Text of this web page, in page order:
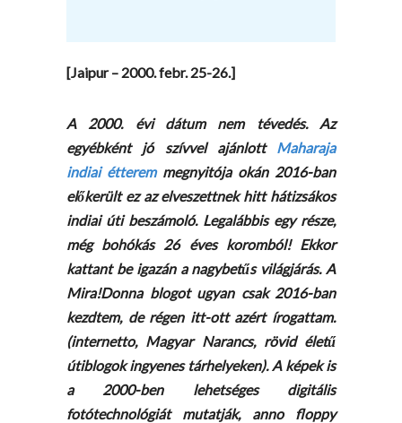
[Jaipur – 2000. febr. 25-26.]
A 2000. évi dátum nem tévedés. Az
egyébként jó szívvel ajánlott Maharaja
indiai étterem megnyitója okán 2016-ban
előkerült ez az elveszettnek hitt hátizsákos
indiai úti beszámoló. Legalábbis egy része,
még bohókás 26 éves koromból! Ekkor
kattant be igazán a nagybetűs világjárás. A
Mira!Donna blogot ugyan csak 2016-ban
kezdtem, de régen itt-ott azért írogattam.
(internetto, Magyar Narancs, rövid életű
útiblogok ingyenes tárhelyeken). A képek is
a 2000-ben lehetséges digitális
fotótechnológiát mutatják, anno floppy